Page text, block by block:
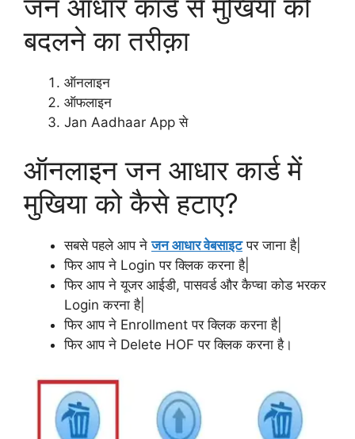
जन आधार कार्ड से मुखिया को
बदलने का तरीक़ा
ऑनलाइन
ऑफलाइन
Jan Aadhaar App से
ऑनलाइन जन आधार कार्ड में
मुखिया को कैसे हटाए?
सबसे पहले आप नेजन आधार वेबसाइटपर जाना है|
फिर आप ने Login पर क्लिक करना है|
फिर आप ने यूजर आईडी, पासवर्ड और कैप्चा कोड भरकर
Login करना है|
फिर आप ने Enrollment पर क्लिक करना है|
फिर आप ने Delete HOF पर क्लिक करना है।